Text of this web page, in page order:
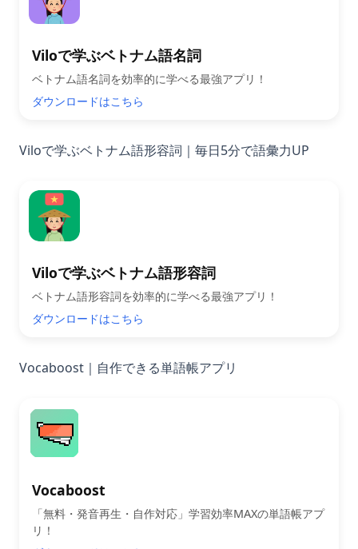
Viloで学ぶベトナム語名詞
ベトナム語名詞を効率的に学べる最強アプリ！
ダウンロードはこちら
Viloで学ぶベトナム語形容詞｜毎日5分で語彙力UP
Viloで学ぶベトナム語形容詞
ベトナム語形容詞を効率的に学べる最強アプリ！
ダウンロードはこちら
Vocaboost｜自作できる単語帳アプリ
Vocaboost
「無料・発音再生・自作対応」学習効率MAXの単語帳アプ
リ！